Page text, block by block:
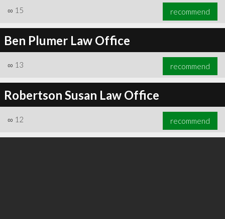
∞ 15 recommend
Ben Plumer Law Office
∞ 13 recommend
Robertson Susan Law Office
∞ 12 recommend